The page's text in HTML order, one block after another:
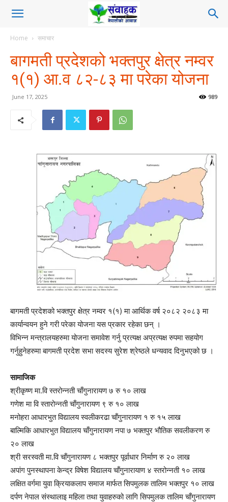
Home समाचार
बागमती प्रदेशको भक्तपुर क्षेत्र नम्वर
१(१) आ.व ८२-८३ मा परेका योजना
June 17, 2025 989
बागमती प्रदेशको भक्तपुर क्षेत्र नम्वर १(१) मा आर्थिक वर्ष २०८२ २०८३ मा
कार्यान्वयन हुने गरी परेका योजना यस प्रकार रहेका छन् ।
विभिन्न मन्त्रालयहरुमा योजना समावेश गर्नु प्रत्यक्ष अप्रत्यक्ष रुपमा सहयोग
गर्नुहुनेहरुमा बागमती प्रदेश सभा सदस्य सुरेश श्रेष्ठले धन्यवाद दिनुभएको छ ।
सामाजिक
श्रीकृष्ण मा.वि स्तरोन्नती चाँगुनारायण ७ रु १० लाख
गणेश मा वि स्तारोन्नती चाँगुनारायण ९ रु १० लाख
मनोहरा आधारभुत विद्यालय स्वलीकरढा चाँगुनारायण १ रु १५ लाख
बाल्मिकि आधारभुत विद्यालय चाँगुनारायण नपा ७ भक्तपुर भौतिक सवलीकरण रु
२० लाख
श्री सरस्वती मा.वि चाँगुनारायण ८ भक्तपुर पूर्वाधार निर्माण रु २० लाख
अपांग पुनस्थापना केन्द्र विषेश विद्यालय चाँगुनारायाण ४ स्तरोन्नती १० लाख
लक्षित वर्गमा युवा क्रियाकलाप समाज मार्फत सिपमुलक तालिम भक्तपुर १० लाख
दर्पण नेपाल संस्थालाइ महिला तथा युवाहरुको लागि सिपमुलक तालिम चाँगुनारायण